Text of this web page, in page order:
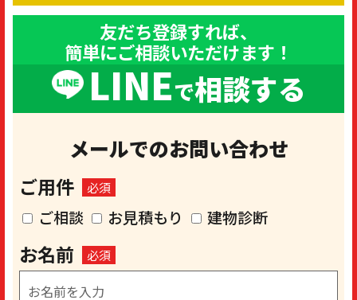
友だち登録すれば、
簡単にご相談いただけます！
LINEで相談する
メールでのお問い合わせ
ご用件 必須
ご相談 お見積もり 建物診断
お名前 必須